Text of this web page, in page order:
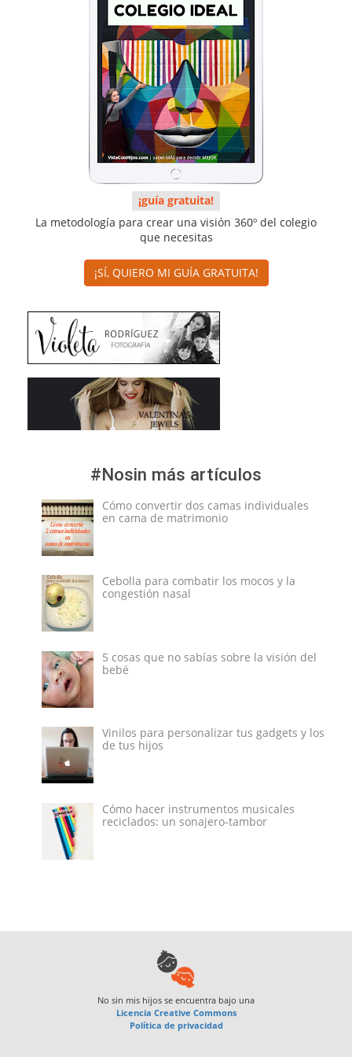
¡guía gratuita!
La metodología para crear una visión 360º del colegio
que necesitas
¡SÍ, QUIERO MI GUÍA GRATUITA!
#Nosin más artículos
Cómo convertir dos camas individuales
en cama de matrimonio
Cebolla para combatir los mocos y la
congestión nasal
5 cosas que no sabías sobre la visión del
bebé
Vinilos para personalizar tus gadgets y los
de tus hijos
Cómo hacer instrumentos musicales
reciclados: un sonajero-tambor
No sin mis hijos se encuentra bajo una
Licencia Creative Commons
Política de privacidad